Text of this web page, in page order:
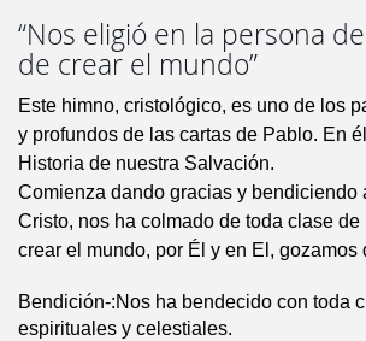
“Nos eligió en la persona
de crear el mundo”
Este himno, cristológico, es uno de los
y profundos de las cartas de Pablo. En
Historia de nuestra Salvación.
Comienza dando gracias y bendiciendo
Cristo, nos ha colmado de toda clase
crear el mundo, por Él y en El, gozamos
Bendición-:Nos ha bendecido con toda
espirituales y celestiales.